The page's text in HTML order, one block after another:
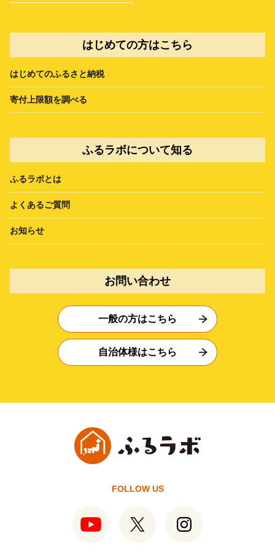
はじめての方はこちら
はじめてのふるさと納税
寄付上限額を調べる
ふるラボについて知る
ふるラボとは
よくあるご質問
お知らせ
お問い合わせ
一般の方はこちら
自治体様はこちら
FOLLOW US